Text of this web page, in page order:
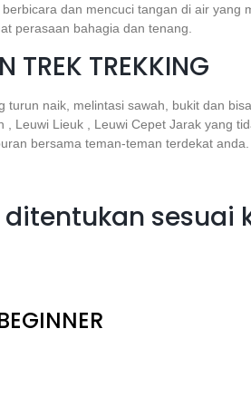
dan mencuci tangan di air yang
perasaan bahagia dan tenang.
TREK TREKKING
turun naik, melintasi sawah, bukit dan
Leuwi Lieuk , Leuwi Cepet Jarak yang
bersama teman-teman terdekat anda.
sesuai